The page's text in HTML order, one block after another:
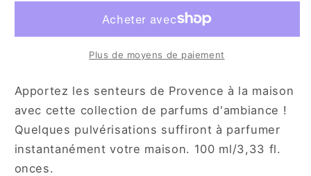
d&#39;ambiance
-
d&#39;ambiance
-
Linge
Plus de moyens de paiement
Apportez les senteurs de Provence à la maison
avec cette collection de parfums d'ambiance !
Quelques pulvérisations suffiront à parfumer
instantanément votre maison. 100 ml/3,33 fl.
onces.